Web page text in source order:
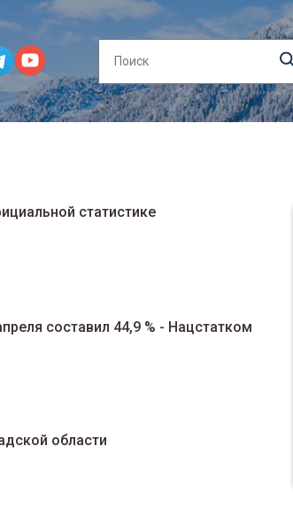
статистике
составил 44,9 % - Нацстатком
области